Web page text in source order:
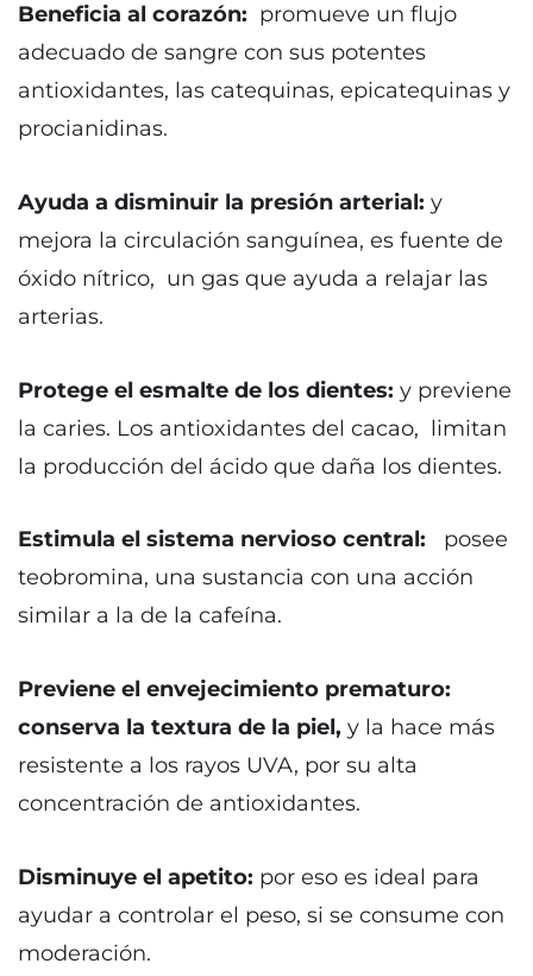
Beneficia al corazón: promueve un flujo
adecuado de sangre con sus potentes
antioxidantes, las catequinas, epicatequinas y
procianidinas.
Ayuda a disminuir la presión arterial: y
mejora la circulación sanguínea, es fuente de
óxido nítrico, un gas que ayuda a relajar las
arterias.
Protege el esmalte de los dientes: y previene
la caries. Los antioxidantes del cacao, limitan
la producción del ácido que daña los dientes.
Estimula el sistema nervioso central:
posee
teobromina, una sustancia con una acción
similar a la de la cafeína.
Previene el envejecimiento prematuro:
conserva la textura de la piel, y la hace más
resistente a los rayos UVA, por su alta
concentración de antioxidantes.
Disminuye el apetito: por eso es ideal para
ayudar a controlar el peso, si se consume con
moderación.